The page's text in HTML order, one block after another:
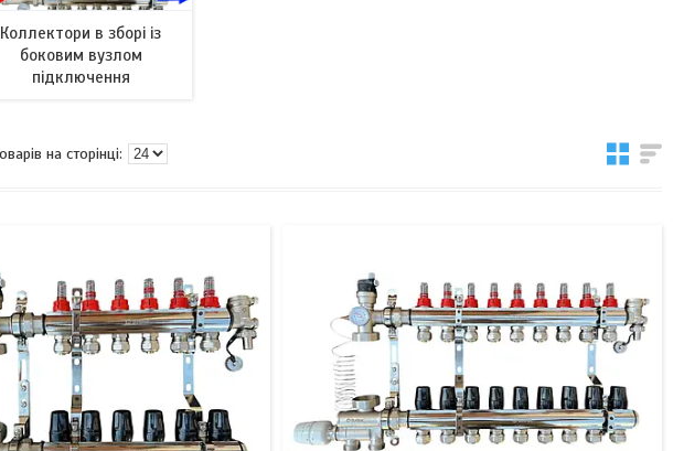
Коллектори в зборі із
боковим вузлом
підключення